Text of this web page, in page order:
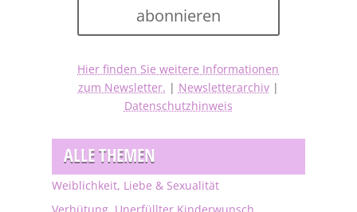
abonnieren
Hier finden Sie weitere Informationen
zum Newsletter. | Newsletterarchiv|
Datenschutzhinweis
ALLE THEMEN
Weiblichkeit, Liebe & Sexualität